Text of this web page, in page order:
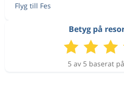
Flyg till Fes
Betyg på
5 av 5 baserat